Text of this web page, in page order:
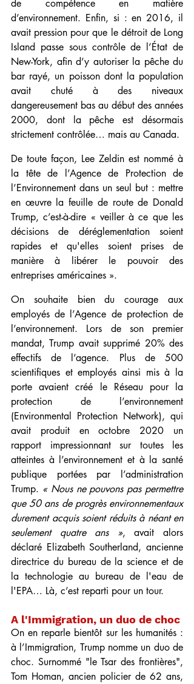
de compétence en matière
d’environnement. Enfin, si : en 2016, il
avait pression pour que le détroit de Long
Island passe sous contrôle de l’État de
New-York, afin d’y autoriser la pêche du
bar rayé, un poisson dont la population
avait chuté à des niveaux
dangereusement bas au début des années
2000, dont la pêche est désormais
strictement contrôlée… mais au Canada.
De toute façon, Lee Zeldin est nommé à
la tête de l’Agence de Protection de
l’Environnement dans un seul but : mettre
en œuvre la feuille de route de Donald
Trump, c’est-à-dire « veiller à ce que les
décisions de déréglementation soient
rapides et qu'elles soient prises de
manière à libérer le pouvoir des
entreprises américaines ».
On souhaite bien du courage aux
employés de l’Agence de protection de
l’environnement. Lors de son premier
mandat, Trump avait supprimé 20% des
effectifs de l’agence. Plus de 500
scientifiques et employés ainsi mis à la
porte avaient créé le Réseau pour la
protection de l’environnement
(Environmental Protection Network), qui
avait produit en octobre 2020 un
rapport impressionnant sur toutes les
atteintes à l’environnement et à la santé
publique portées par l’administration
Trump. « Nous ne pouvons pas permettre
que 50 ans de progrès environnementaux
durement acquis soient réduits à néant en
seulement quatre ans », avait alors
déclaré Elizabeth Southerland, ancienne
directrice du bureau de la science et de
la technologie au bureau de l'eau de
l'EPA… Là, c’est reparti pour un tour.
A l'Immigration, un duo de choc
On en reparle bientôt sur les humanités :
à l’Immigration, Trump nomme un duo de
choc. Surnommé "le Tsar des frontières",
Tom Homan, ancien policier de 62 ans,